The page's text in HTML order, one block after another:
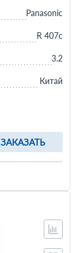
ЗАКАЗАТЬ
Panasonic
R 407c
3.2
Китай